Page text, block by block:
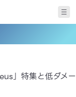
」特集と低ダメー